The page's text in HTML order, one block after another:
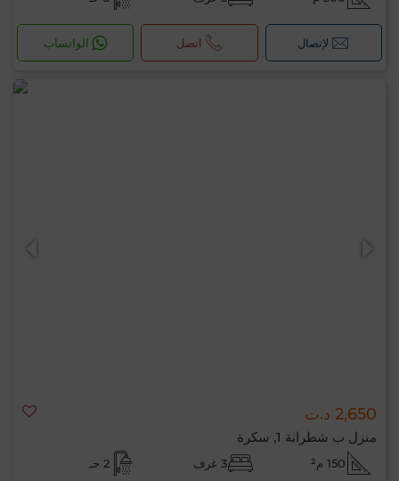
لإتصال اتصل الواتساب
2,650 د.ت
منزل ب شطرانة 1, سكرة
150 م² 3 غرف 2 حـ